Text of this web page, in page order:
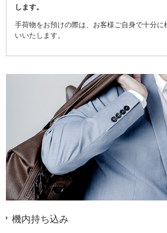
します。
手荷物をお預けの際は、お客様ご自身で十分
いいたします。
機内持ち込み